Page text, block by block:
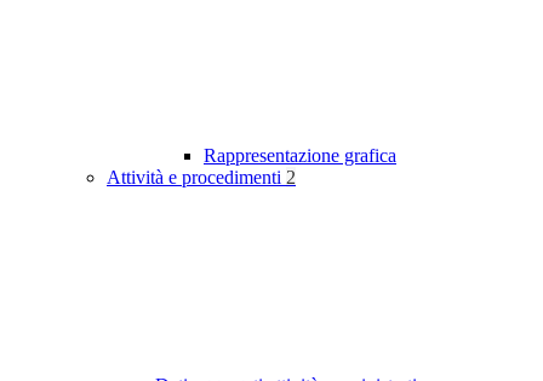
Rappresentazione grafica
Attività e procedimenti 2